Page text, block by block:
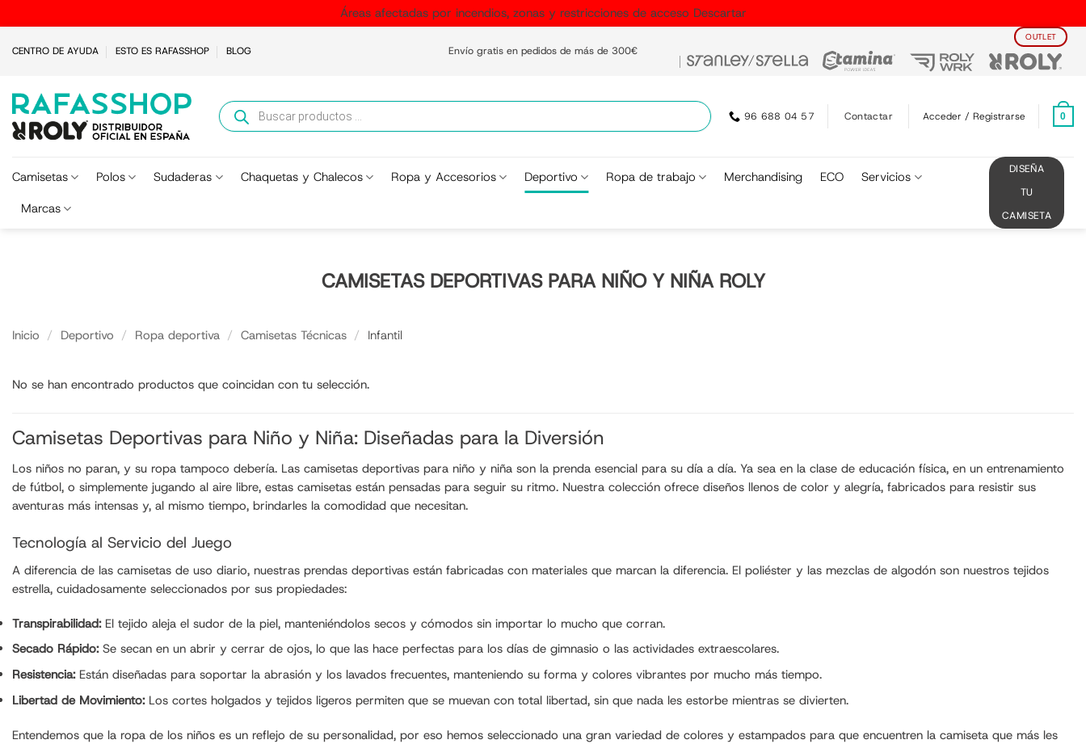
Áreas afectadas por incendios, zonas y restricciones de acceso Descartar
CENTRO DE AYUDA ESTO ES RAFASSHOP BLOG Envío gratis en pedidos de más de 300€
OUTLET
Búsqueda
de
productos
96 688 04 57 Contactar Acceder / Registrarse 0
Camisetas Polos Sudaderas Chaquetas y Chalecos Ropa y Accesorios Deportivo Ropa de trabajo Merchandising ECO
Servicios
Marcas
DISEÑA
TU
CAMISETA
CAMISETAS DEPORTIVAS PARA NIÑO Y NIÑA ROLY
Inicio / Deportivo / Ropa deportiva / Camisetas Técnicas / Infantil
No se han encontrado productos que coincidan con tu selección.
Camisetas Deportivas para Niño y Niña: Diseñadas para la Diversión
Los niños no paran, y su ropa tampoco debería. Las camisetas deportivas para niño y niña son la prenda esencial para su día a día. Ya sea en la clase de educación física, en un entrenamiento
de fútbol, o simplemente jugando al aire libre, estas camisetas están pensadas para seguir su ritmo. Nuestra colección ofrece diseños llenos de color y alegría, fabricados para resistir sus
aventuras más intensas y, al mismo tiempo, brindarles la comodidad que necesitan.
Tecnología al Servicio del Juego
A diferencia de las camisetas de uso diario, nuestras prendas deportivas están fabricadas con materiales que marcan la diferencia. El poliéster y las mezclas de algodón son nuestros tejidos
estrella, cuidadosamente seleccionados por sus propiedades:
Transpirabilidad:El tejido aleja el sudor de la piel, manteniéndolos secos y cómodos sin importar lo mucho que corran.
Secado Rápido:Se secan en un abrir y cerrar de ojos, lo que las hace perfectas para los días de gimnasio o las actividades extraescolares.
Resistencia:Están diseñadas para soportar la abrasión y los lavados frecuentes, manteniendo su forma y colores vibrantes por mucho más tiempo.
Libertad de Movimiento:Los cortes holgados y tejidos ligeros permiten que se muevan con total libertad, sin que nada les estorbe mientras se divierten.
Entendemos que la ropa de los niños es un reflejo de su personalidad, por eso hemos seleccionado una gran variedad de colores y estampados para que encuentren la camiseta que más les